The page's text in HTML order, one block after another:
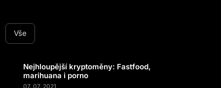
Vše
Nejhloupější kryptoměny: Fastfood,
marihuana i porno
07. 07. 2021